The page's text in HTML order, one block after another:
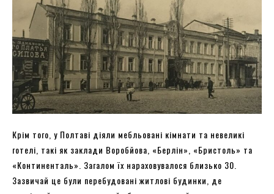
Крім того, у Полтаві діяли мебльовані кімнати та невеликі
готелі, такі як заклади Воробйова, «Берлін», «Бристоль» та
«Континенталь». Загалом їх нараховувалося близько 30.
Зазвичай це були перебудовані житлові будинки, де